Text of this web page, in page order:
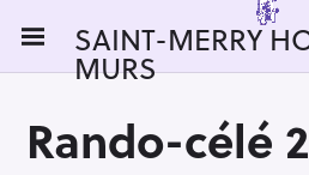
i
SAINT-MERRY
MURS
Rando-célé